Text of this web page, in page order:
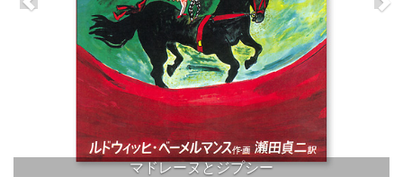
マドレーヌとジプシー